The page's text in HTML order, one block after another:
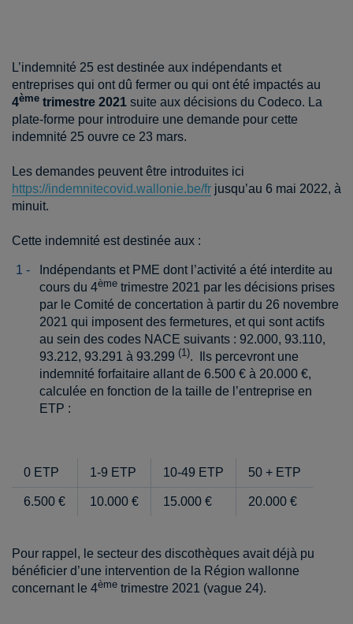
L’indemnité 25 est destinée aux indépendants et
entreprises qui ont dû fermer ou qui ont été impactés au
4ème trimestre 2021 suite aux décisions du Codeco. La
plate-forme pour introduire une demande pour cette
indemnité 25 ouvre ce 23 mars.
Les demandes peuvent être introduites ici
https://indemnitecovid.wallonie.be/fr jusqu’au 6 mai 2022, à
minuit.
Cette indemnité est destinée aux :
Indépendants et PME dont l’activité a été interdite au
cours du 4ème trimestre 2021 par les décisions prises
par le Comité de concertation à partir du 26 novembre
2021 qui imposent des fermetures, et qui sont actifs
au sein des codes NACE suivants : 92.000, 93.110,
93.212, 93.291 à 93.299 (1). Ils percevront une
indemnité forfaitaire allant de 6.500 € à 20.000 €,
calculée en fonction de la taille de l’entreprise en
ETP :
0 ETP 1-9 ETP 10-49 ETP 50 + ETP
6.500 € 10.000 € 15.000 € 20.000 €
Pour rappel, le secteur des discothèques avait déjà pu
bénéficier d’une intervention de la Région wallonne
concernant le 4ème trimestre 2021 (vague 24).